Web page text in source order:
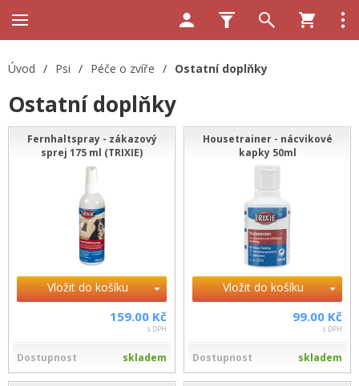
Úvod / Psi / Péče o zvíře / Ostatní doplňky
Ostatní doplňky
Fernhaltspray - zákazový
sprej 175 ml (TRIXIE)
Vložit do košíku
159.00 Kč
s DPH
Dostupnost skladem
Housetrainer - nácvikové
kapky 50ml
Vložit do košíku
99.00 Kč
s DPH
Dostupnost skladem